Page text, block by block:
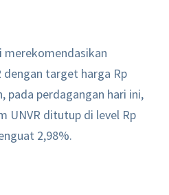
merekomendasikan
dengan target harga Rp
pada perdagangan hari ini,
UNVR ditutup di level Rp
2,98%.